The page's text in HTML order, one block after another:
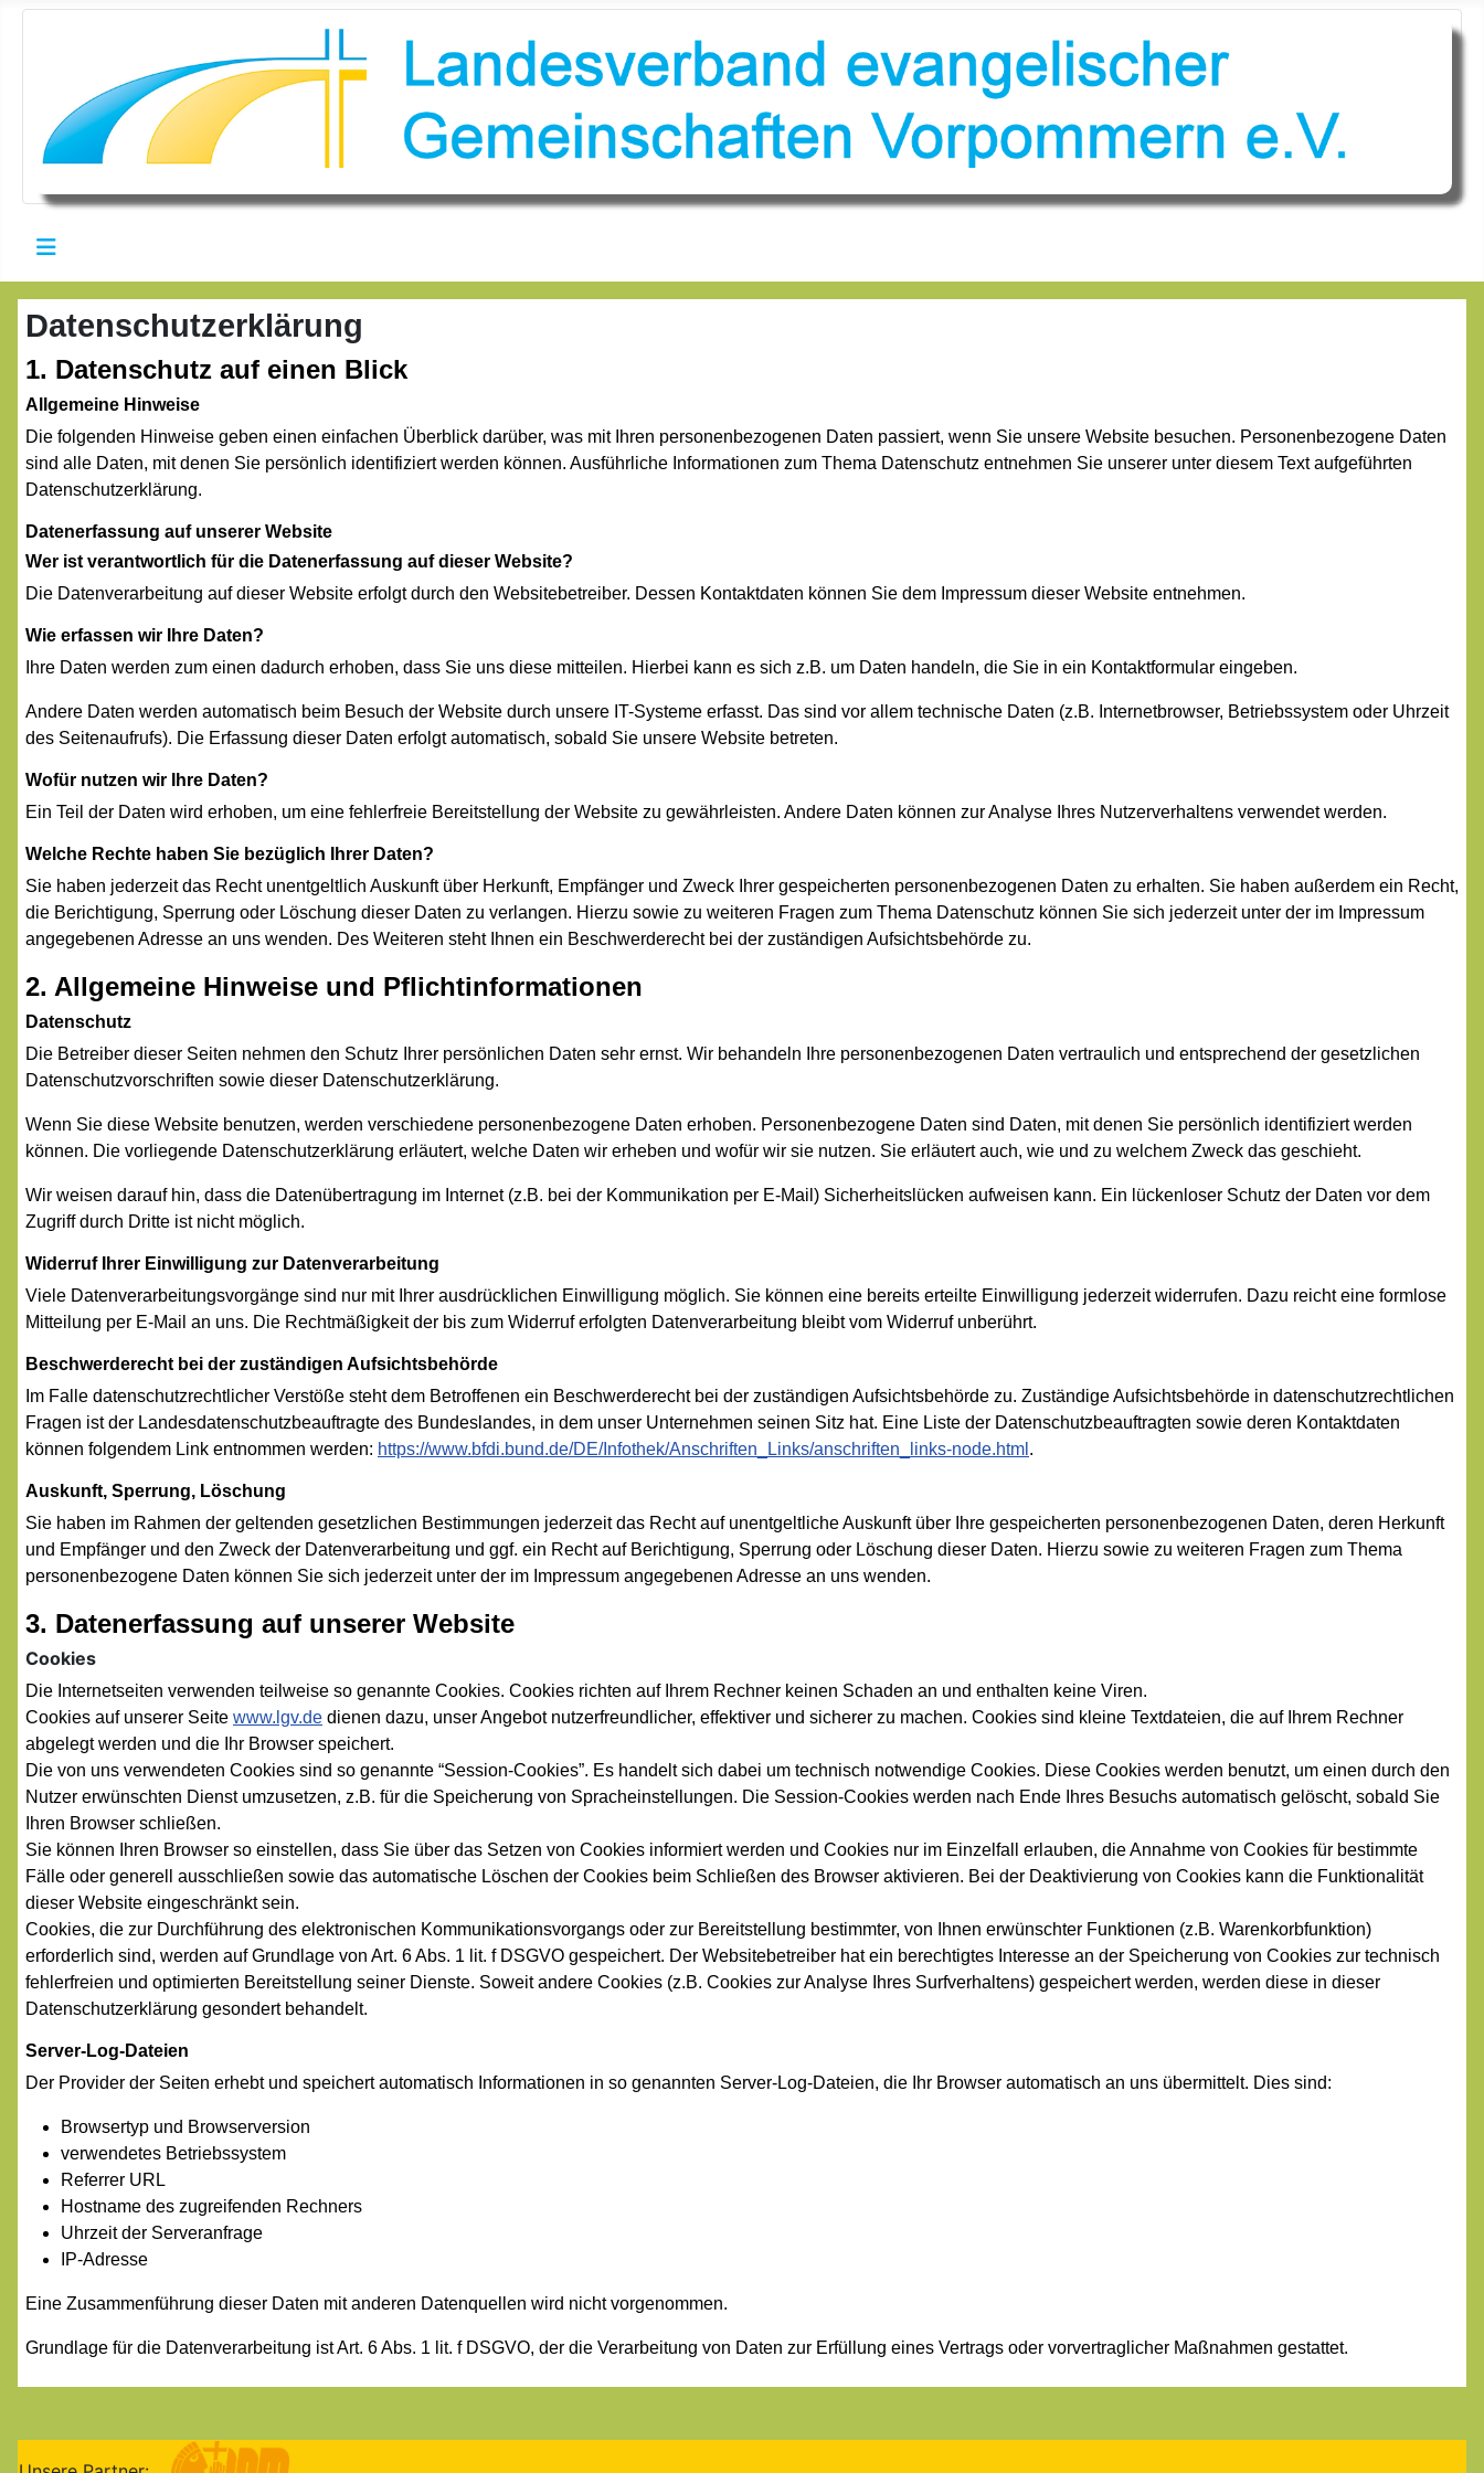
Datenschutzerklärung
1. Datenschutz auf einen Blick
Allgemeine Hinweise
Die folgenden Hinweise geben einen einfachen Überblick darüber, was mit Ihren personenbezogenen Daten passiert, wenn Sie unsere Website besuchen. Personenbezogene Daten
sind alle Daten, mit denen Sie persönlich identifiziert werden können. Ausführliche Informationen zum Thema Datenschutz entnehmen Sie unserer unter diesem Text aufgeführten
Datenschutzerklärung.
Datenerfassung auf unserer Website
Wer ist verantwortlich für die Datenerfassung auf dieser Website?
Die Datenverarbeitung auf dieser Website erfolgt durch den Websitebetreiber. Dessen Kontaktdaten können Sie dem Impressum dieser Website entnehmen.
Wie erfassen wir Ihre Daten?
Ihre Daten werden zum einen dadurch erhoben, dass Sie uns diese mitteilen. Hierbei kann es sich z.B. um Daten handeln, die Sie in ein Kontaktformular eingeben.
Andere Daten werden automatisch beim Besuch der Website durch unsere IT-Systeme erfasst. Das sind vor allem technische Daten (z.B. Internetbrowser, Betriebssystem oder Uhrzeit
des Seitenaufrufs). Die Erfassung dieser Daten erfolgt automatisch, sobald Sie unsere Website betreten.
Wofür nutzen wir Ihre Daten?
Ein Teil der Daten wird erhoben, um eine fehlerfreie Bereitstellung der Website zu gewährleisten. Andere Daten können zur Analyse Ihres Nutzerverhaltens verwendet werden.
Welche Rechte haben Sie bezüglich Ihrer Daten?
Sie haben jederzeit das Recht unentgeltlich Auskunft über Herkunft, Empfänger und Zweck Ihrer gespeicherten personenbezogenen Daten zu erhalten. Sie haben außerdem ein Recht,
die Berichtigung, Sperrung oder Löschung dieser Daten zu verlangen. Hierzu sowie zu weiteren Fragen zum Thema Datenschutz können Sie sich jederzeit unter der im Impressum
angegebenen Adresse an uns wenden. Des Weiteren steht Ihnen ein Beschwerderecht bei der zuständigen Aufsichtsbehörde zu.
2. Allgemeine Hinweise und Pflichtinformationen
Datenschutz
Die Betreiber dieser Seiten nehmen den Schutz Ihrer persönlichen Daten sehr ernst. Wir behandeln Ihre personenbezogenen Daten vertraulich und entsprechend der gesetzlichen
Datenschutzvorschriften sowie dieser Datenschutzerklärung.
Wenn Sie diese Website benutzen, werden verschiedene personenbezogene Daten erhoben. Personenbezogene Daten sind Daten, mit denen Sie persönlich identifiziert werden
können. Die vorliegende Datenschutzerklärung erläutert, welche Daten wir erheben und wofür wir sie nutzen. Sie erläutert auch, wie und zu welchem Zweck das geschieht.
Wir weisen darauf hin, dass die Datenübertragung im Internet (z.B. bei der Kommunikation per E-Mail) Sicherheitslücken aufweisen kann. Ein lückenloser Schutz der Daten vor dem
Zugriff durch Dritte ist nicht möglich.
Widerruf Ihrer Einwilligung zur Datenverarbeitung
Viele Datenverarbeitungsvorgänge sind nur mit Ihrer ausdrücklichen Einwilligung möglich. Sie können eine bereits erteilte Einwilligung jederzeit widerrufen. Dazu reicht eine formlose
Mitteilung per E-Mail an uns. Die Rechtmäßigkeit der bis zum Widerruf erfolgten Datenverarbeitung bleibt vom Widerruf unberührt.
Beschwerderecht bei der zuständigen Aufsichtsbehörde
Im Falle datenschutzrechtlicher Verstöße steht dem Betroffenen ein Beschwerderecht bei der zuständigen Aufsichtsbehörde zu. Zuständige Aufsichtsbehörde in datenschutzrechtlichen
Fragen ist der Landesdatenschutzbeauftragte des Bundeslandes, in dem unser Unternehmen seinen Sitz hat. Eine Liste der Datenschutzbeauftragten sowie deren Kontaktdaten
können folgendem Link entnommen werden: https://www.bfdi.bund.de/DE/Infothek/Anschriften_Links/anschriften_links-node.html .
Auskunft, Sperrung, Löschung
Sie haben im Rahmen der geltenden gesetzlichen Bestimmungen jederzeit das Recht auf unentgeltliche Auskunft über Ihre gespeicherten personenbezogenen Daten, deren Herkunft
und Empfänger und den Zweck der Datenverarbeitung und ggf. ein Recht auf Berichtigung, Sperrung oder Löschung dieser Daten. Hierzu sowie zu weiteren Fragen zum Thema
personenbezogene Daten können Sie sich jederzeit unter der im Impressum angegebenen Adresse an uns wenden.
3. Datenerfassung auf unserer Website
Cookies
Die Internetseiten verwenden teilweise so genannte Cookies. Cookies richten auf Ihrem Rechner keinen Schaden an und enthalten keine Viren.
Cookies auf unserer Seite www.lgv.de dienen dazu, unser Angebot nutzerfreundlicher, effektiver und sicherer zu machen. Cookies sind kleine Textdateien, die auf Ihrem Rechner
abgelegt werden und die Ihr Browser speichert.
Die von uns verwendeten Cookies sind so genannte “Session-Cookies”. Es handelt sich dabei um technisch notwendige Cookies. Diese Cookies werden benutzt, um einen durch den
Nutzer erwünschten Dienst umzusetzen, z.B. für die Speicherung von Spracheinstellungen. Die Session-Cookies werden nach Ende Ihres Besuchs automatisch gelöscht, sobald Sie
Ihren Browser schließen.
Sie können Ihren Browser so einstellen, dass Sie über das Setzen von Cookies informiert werden und Cookies nur im Einzelfall erlauben, die Annahme von Cookies für bestimmte
Fälle oder generell ausschließen sowie das automatische Löschen der Cookies beim Schließen des Browser aktivieren. Bei der Deaktivierung von Cookies kann die Funktionalität
dieser Website eingeschränkt sein.
Cookies, die zur Durchführung des elektronischen Kommunikationsvorgangs oder zur Bereitstellung bestimmter, von Ihnen erwünschter Funktionen (z.B. Warenkorbfunktion)
erforderlich sind, werden auf Grundlage von Art. 6 Abs. 1 lit. f DSGVO gespeichert. Der Websitebetreiber hat ein berechtigtes Interesse an der Speicherung von Cookies zur technisch
fehlerfreien und optimierten Bereitstellung seiner Dienste. Soweit andere Cookies (z.B. Cookies zur Analyse Ihres Surfverhaltens) gespeichert werden, werden diese in dieser
Datenschutzerklärung gesondert behandelt.
Server-Log-Dateien
Der Provider der Seiten erhebt und speichert automatisch Informationen in so genannten Server-Log-Dateien, die Ihr Browser automatisch an uns übermittelt. Dies sind:
Browsertyp und Browserversion
verwendetes Betriebssystem
Referrer URL
Hostname des zugreifenden Rechners
Uhrzeit der Serveranfrage
IP-Adresse
Eine Zusammenführung dieser Daten mit anderen Datenquellen wird nicht vorgenommen.
Grundlage für die Datenverarbeitung ist Art. 6 Abs. 1 lit. f DSGVO, der die Verarbeitung von Daten zur Erfüllung eines Vertrags oder vorvertraglicher Maßnahmen gestattet.